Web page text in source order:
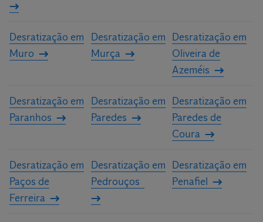
Desratização em
Muro
Desratização em
Murça
Desratização em
Oliveira de
Azeméis
Desratização em
Paranhos
Desratização em
Paredes
Desratização em
Paredes de
Coura
Desratização em
Paços de
Ferreira
Desratização em
Pedrouços
Desratização em
Penafiel